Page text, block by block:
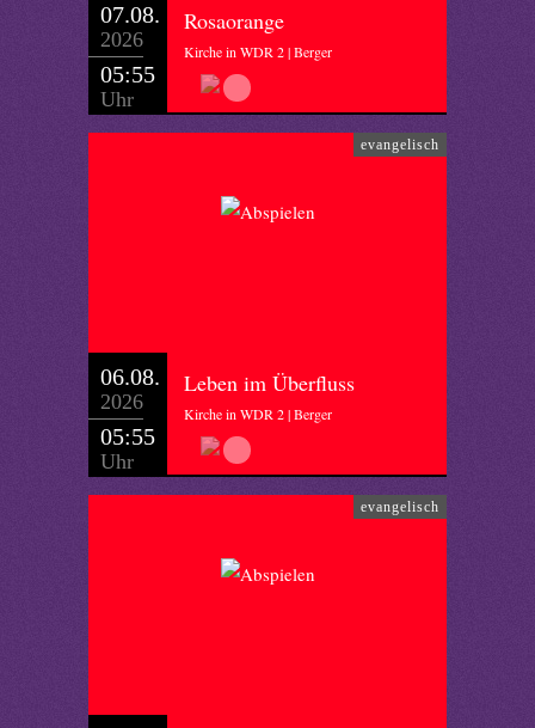
07.08.
2026
05:55
Uhr
Rosaorange
Kirche in WDR 2 | Berger
evangelisch
06.08.
2026
05:55
Uhr
Leben im Überfluss
Kirche in WDR 2 | Berger
evangelisch